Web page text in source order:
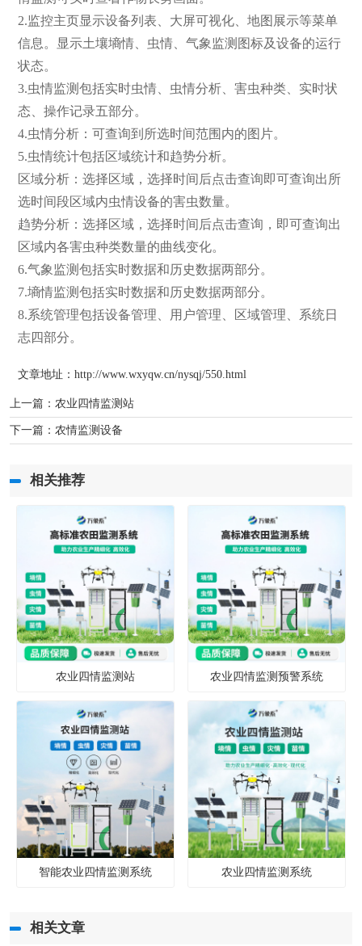
2.监控主页显示设备列表、大屏可视化、地图展示等菜单
信息。显示土壤墒情、虫情、气象监测图标及设备的运行
状态。
3.虫情监测包括实时虫情、虫情分析、害虫种类、实时状
态、操作记录五部分。
4.虫情分析：可查询到所选时间范围内的图片。
5.虫情统计包括区域统计和趋势分析。
区域分析：选择区域，选择时间后点击查询即可查询出所
选时间段区域内虫情设备的害虫数量。
趋势分析：选择区域，选择时间后点击查询，即可查询出
区域内各害虫种类数量的曲线变化。
6.气象监测包括实时数据和历史数据两部分。
7.墒情监测包括实时数据和历史数据两部分。
8.系统管理包括设备管理、用户管理、区域管理、系统日
志四部分。
文章地址：http://www.wxyqw.cn/nysqj/550.html
上一篇： 农业四情监测站
下一篇： 农情监测设备
相关推荐
农业四情监测站 农业四情监测预警系统
智能农业四情监测系统 农业四情监测系统
相关文章